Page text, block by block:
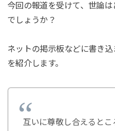
今回の報道を受けて、世論
でしょうか？
ネットの掲示板などに書き
を紹介します。
互いに尊敬し合えると